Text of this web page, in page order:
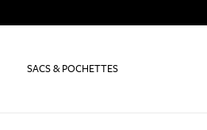
SACS & POCHETTES